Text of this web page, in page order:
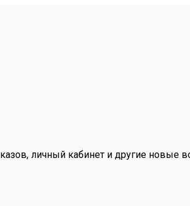
личный кабинет и другие новые